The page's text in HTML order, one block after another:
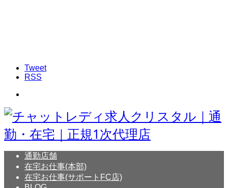
Tweet
RSS
通勤店舗
在宅お仕事(本部)
在宅お仕事(サポートFC店)